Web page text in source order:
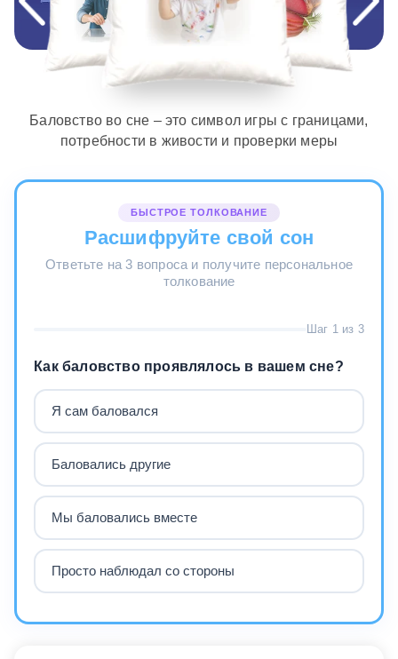
Баловство во сне – это символ игры с границами,
потребности в живости и проверки меры
БЫСТРОЕ ТОЛКОВАНИЕ
Расшифруйте свой сон
Ответьте на 3 вопроса и получите персональное
толкование
Шаг 1 из 3
Как баловство проявлялось в вашем сне?
Я сам баловался
Баловались другие
Мы баловались вместе
Просто наблюдал со стороны